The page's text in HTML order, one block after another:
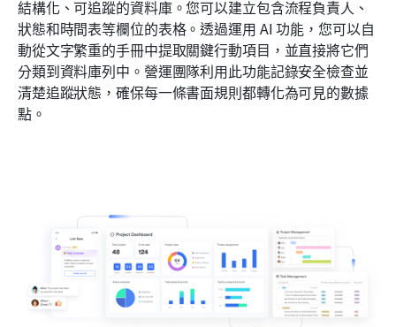
結構化、可追蹤的資料庫。您可以建立包含流程負責人、
狀態和時間表等欄位的表格。透過運用 AI 功能，您可以自
動從文字繁重的手冊中提取關鍵行動項目，並直接將它們
分類到資料庫列中。營運團隊利用此功能記錄安全檢查並
清楚追蹤狀態，確保每一條書面規則都轉化為可見的數據
點。